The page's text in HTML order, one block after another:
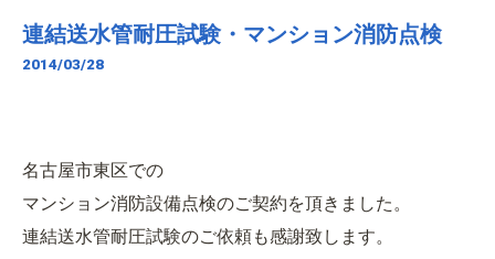
連結送水管耐圧試験・マンション消防点検
2014/03/28
名古屋市東区での
マンション消防設備点検のご契約を頂きました。
連結送水管耐圧試験のご依頼も感謝致します。